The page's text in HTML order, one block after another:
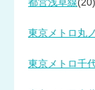
都営浅草線
東京メトロ丸
東京メトロ千